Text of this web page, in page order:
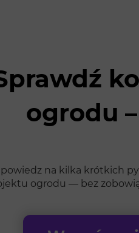
ogrodu
na kilka krótkich
ogrodu — bez